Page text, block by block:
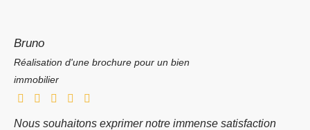
Bruno
Réalisation d'une brochure pour un bien
immobilier
Nous souhaitons exprimer notre immense satisfaction